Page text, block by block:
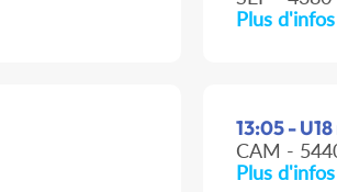
Plus d'infos
13:05 -
CAM -
Plus d'infos